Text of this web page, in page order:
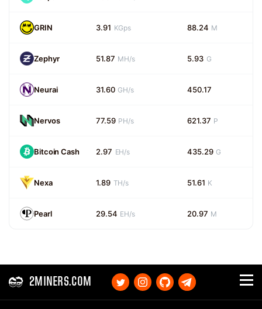
GRIN 3.91 KGps 88.24 M
Zephyr 51.87 MH/s 5.93 G
Neurai 31.60 GH/s 450.17
Nervos 77.59 PH/s 621.37 P
Bitcoin Cash 2.97 EH/s 435.29 G
Nexa 1.89 TH/s 51.61 K
Pearl 29.54 EH/s 20.97 M
2MINERS.COM